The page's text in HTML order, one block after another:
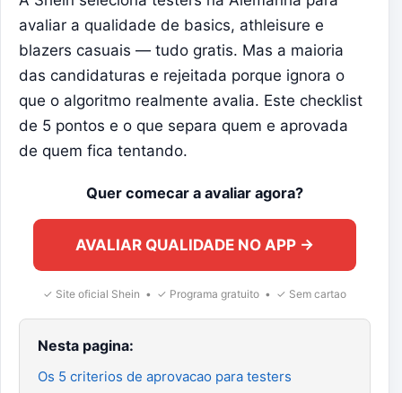
avaliar a qualidade de basics, athleisure e
blazers casuais — tudo gratis. Mas a maioria
das candidaturas e rejeitada porque ignora o
que o algoritmo realmente avalia. Este checklist
de 5 pontos e o que separa quem e aprovada
de quem fica tentando.
Quer comecar a avaliar agora?
AVALIAR QUALIDADE NO APP →
✓ Site oficial Shein • ✓ Programa gratuito • ✓ Sem cartao
Nesta pagina:
Os 5 criterios de aprovacao para testers